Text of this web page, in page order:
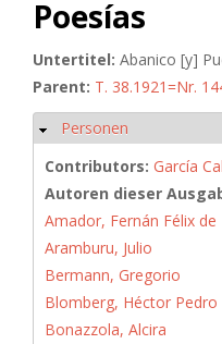
Poesías
Untertitel: Abanico [y]
Parent: T. 38.1921=Nr.
Hide
Personen
Contributors: García
Autoren dieser
Amador, Fernán Félix de
Aramburu, Julio
Bermann, Gregorio
Blomberg, Héctor Pedro
Bonazzola, Alcira